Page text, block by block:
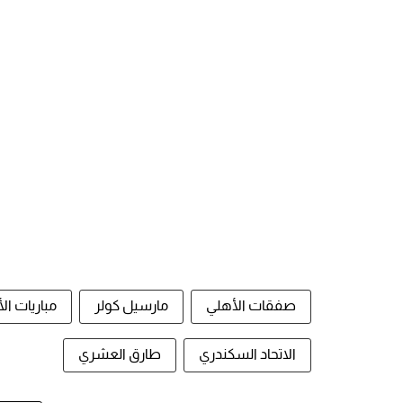
صفقات الأهلي مارسيل كولر مباريات
الاتحاد السكندري طارق العشري